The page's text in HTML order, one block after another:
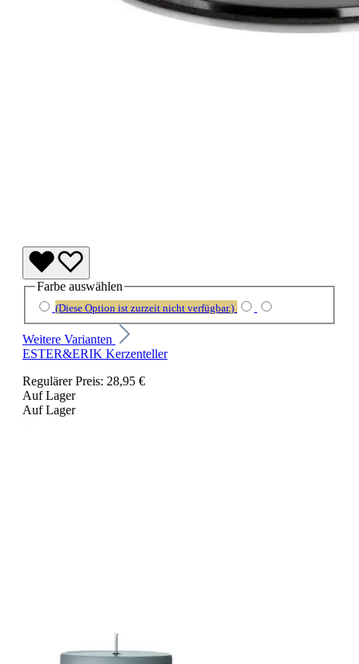
Farbe auswählen
(Diese Option ist zurzeit nicht verfügbar.)
Weitere Varianten
ESTER&ERIK Kerzenteller
Regulärer Preis: 28,95 €
Auf Lager
Auf Lager